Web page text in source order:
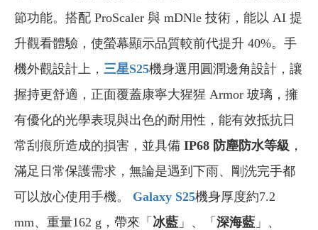
節功能。搭配 ProScaler 與 mDNle 技術，能以 AI 提
升觀看體驗，使螢幕顯示品質較前代提升 40%。手
機外觀設計上， 三星S25機身選用圓潤邊角設計，讓
握持更舒適，正面覆蓋康寧大猩猩 Armor 玻璃，擁
有優化的光學表現與出色的耐用性，能有效抵抗日
常刮痕所造成的損害，並具備 IP68 防塵防水等級 ，
滿足日常保護需求，無論是遇到下雨、剛洗完手都
可以放心使用手機。
Galaxy S25機身厚度約7.2
mm、重量162 g，帶來「 冰藍 」、「 深海藍 」、